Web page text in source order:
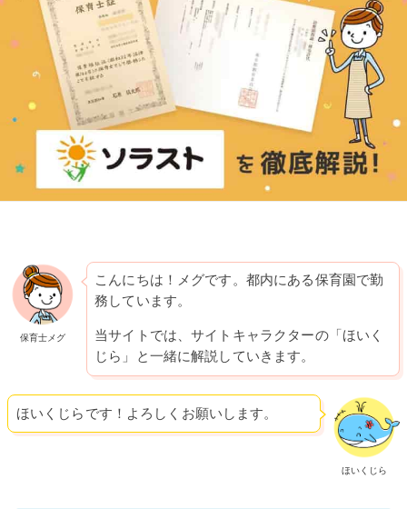
保育士メグ
こんにちは！メグです。都内にある保育園で勤
務しています。
当サイトでは、サイトキャラクターの「ほいく
じら」と一緒に解説していきます。
ほいくじら
ほいくじらです！よろしくお願いします。